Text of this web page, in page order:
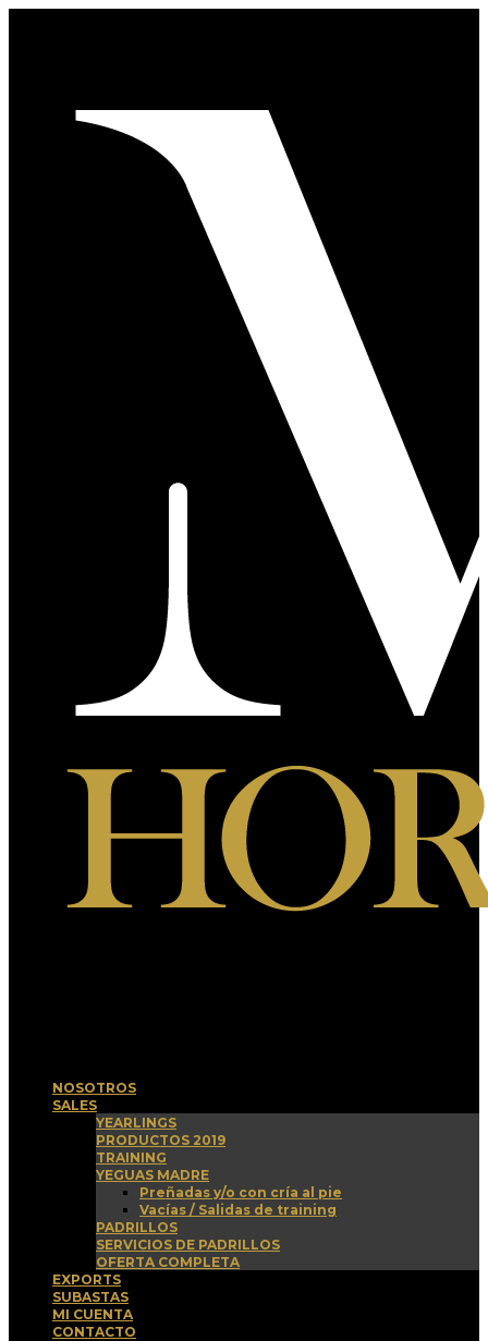
NOSOTROS
SALES
YEARLINGS
PRODUCTOS 2019
TRAINING
YEGUAS MADRE
Preñadas y/o con cría al pie
Vacías / Salidas de training
PADRILLOS
SERVICIOS DE PADRILLOS
OFERTA COMPLETA
EXPORTS
SUBASTAS
MI CUENTA
CONTACTO